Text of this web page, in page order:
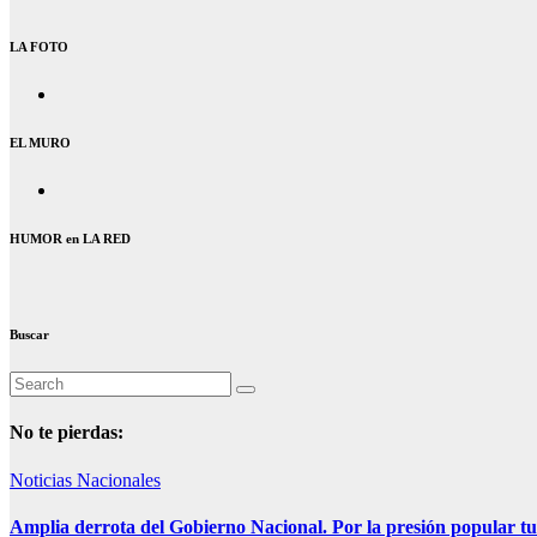
LA FOTO
EL MURO
HUMOR en LA RED
Buscar
No te pierdas:
Noticias Nacionales
Amplia derrota del Gobierno Nacional. Por la presión popular